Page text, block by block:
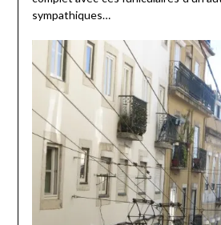
sympathiques…